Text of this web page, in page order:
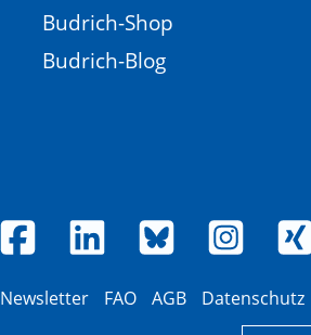
Budrich-Shop
Budrich-Blog
Newsletter FAQ AGB Datenschutz